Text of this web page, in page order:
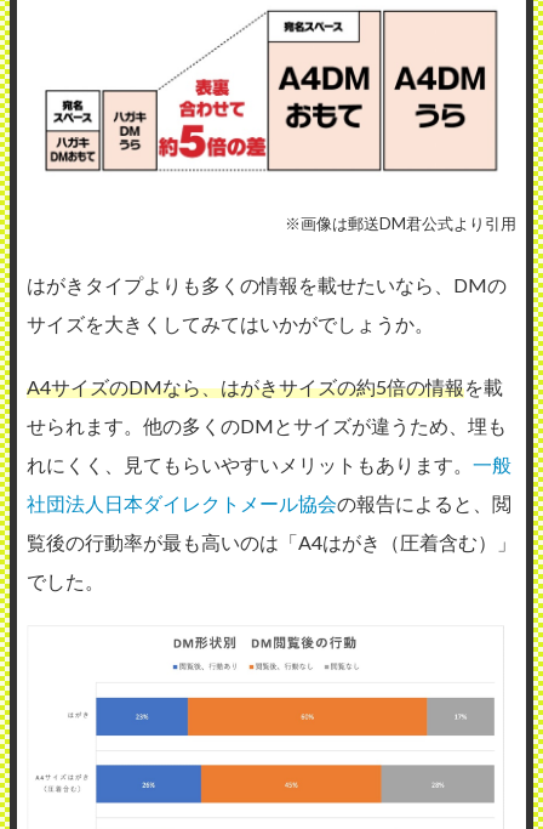
※画像は郵送DM君公式より引用
はがきタイプよりも多くの情報を載せたいなら、DMの
サイズを大きくしてみてはいかがでしょうか。
A4サイズのDMなら、はがきサイズの約5倍の情報を載
せられます。他の多くのDMとサイズが違うため、埋も
れにくく、見てもらいやすいメリットもあります。 一般
社団法人日本ダイレクトメール協会の報告によると、閲
覧後の行動率が最も高いのは「A4はがき（圧着含む）」
でした。